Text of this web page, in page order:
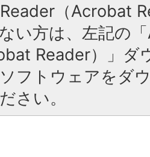
Reader（Acrobat
い方は、左記の
Reader）」ダ
フトウェアをダ
さい。